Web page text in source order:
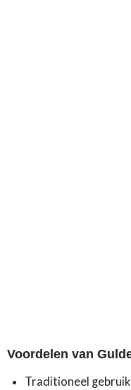
Voordelen van
Traditioneel